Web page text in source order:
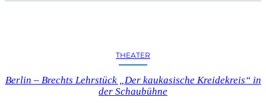
THEATER
Berlin – Brechts Lehrstück „Der kaukasische Kreidekreis“ in
der Schaubühne